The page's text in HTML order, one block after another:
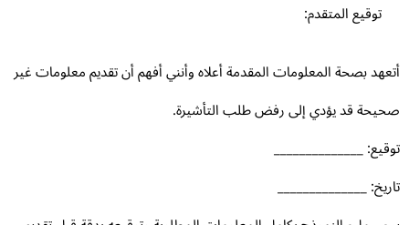
توقيع المتقدم:
بصحة المعلومات المقدمة أعلاه وأنني أفهم أن تقديم معلومات غير
قد يؤدي إلى رفض طلب التأشيرة.
______________
______________